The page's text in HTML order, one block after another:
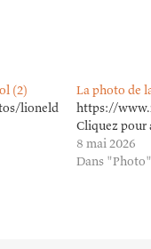
(2)
lioneldavoust/
La photo de
https://
Cliquez pour
8 mai 2026
Dans "Photo"